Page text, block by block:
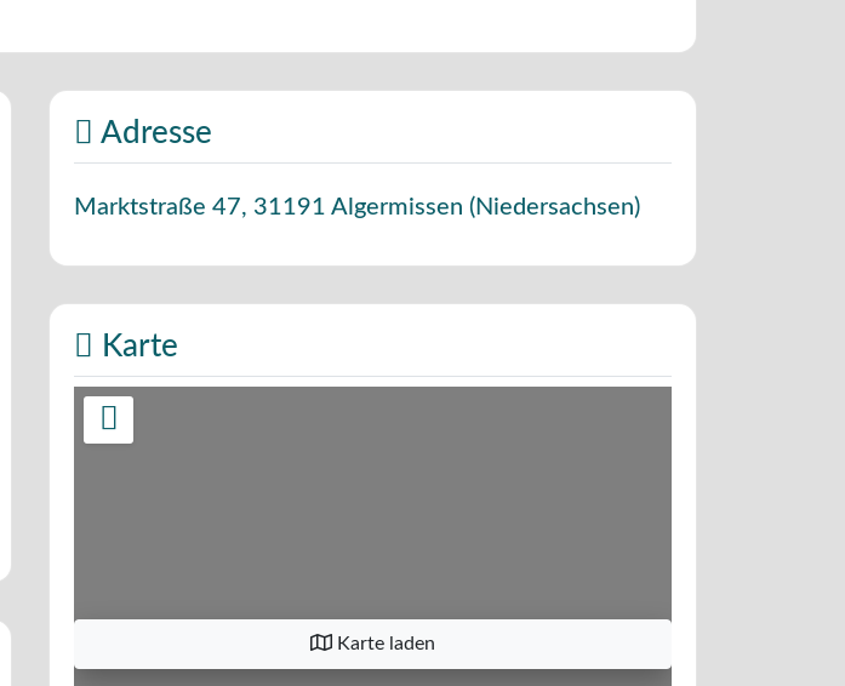
Adresse
Marktstraße 47, 31191 Algermissen ( Niedersachsen)
Karte
Karte laden